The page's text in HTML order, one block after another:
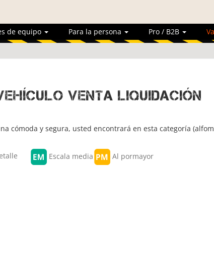
de equipo Para la persona Pro / B2B
Venta Liquidación
cómoda y segura, usted encontrará en esta categoría
Escala media Al pormayor